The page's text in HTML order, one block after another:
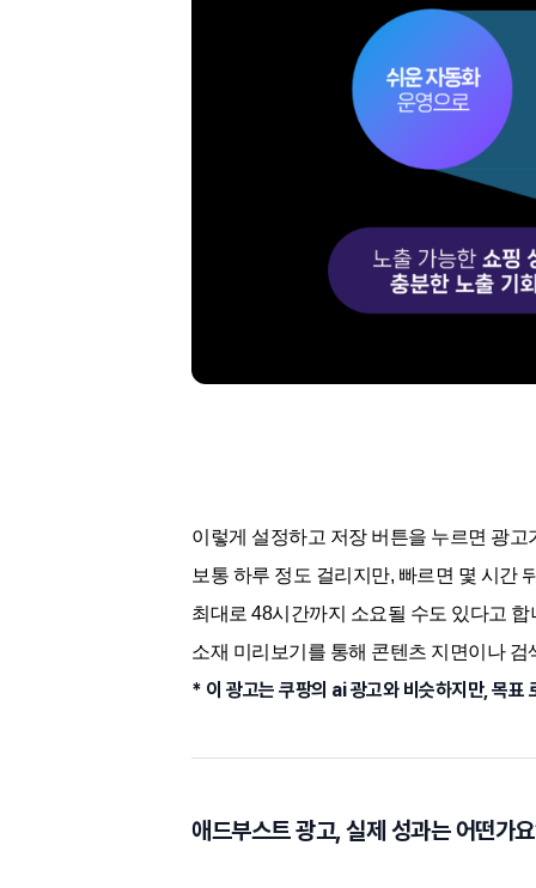
이렇게 설정하고 저장 버튼을 누르면 광고
보통 하루 정도 걸리지만, 빠르면 몇 시간
최대로 48시간까지 소요될 수도 있다고 합
소재 미리보기를 통해 콘텐츠 지면이나
* 이 광고는 쿠팡의 ai 광고와 비슷하지만, 목표
애드부스트 광고, 실제 성과는 어떤가